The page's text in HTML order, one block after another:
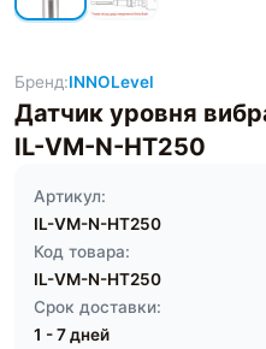
Бренд:INNOLevel
Датчик уровня
IL-VM-N-HT250
Артикул:
IL-VM-N-HT250
Код товара:
IL-VM-N-HT250
Срок доставки:
1 - 7 дней